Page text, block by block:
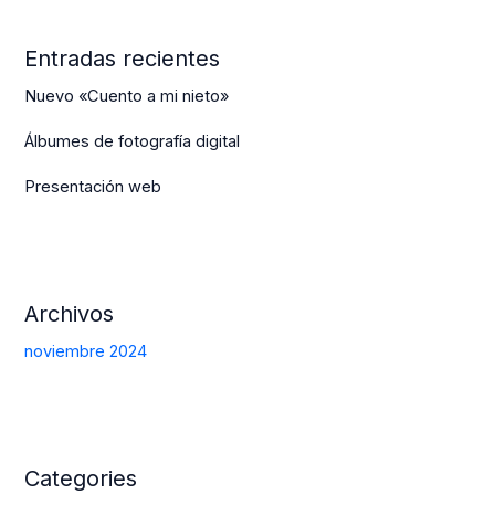
Entradas recientes
Nuevo «Cuento a mi nieto»
Álbumes de fotografía digital
Presentación web
Archivos
noviembre 2024
Categories